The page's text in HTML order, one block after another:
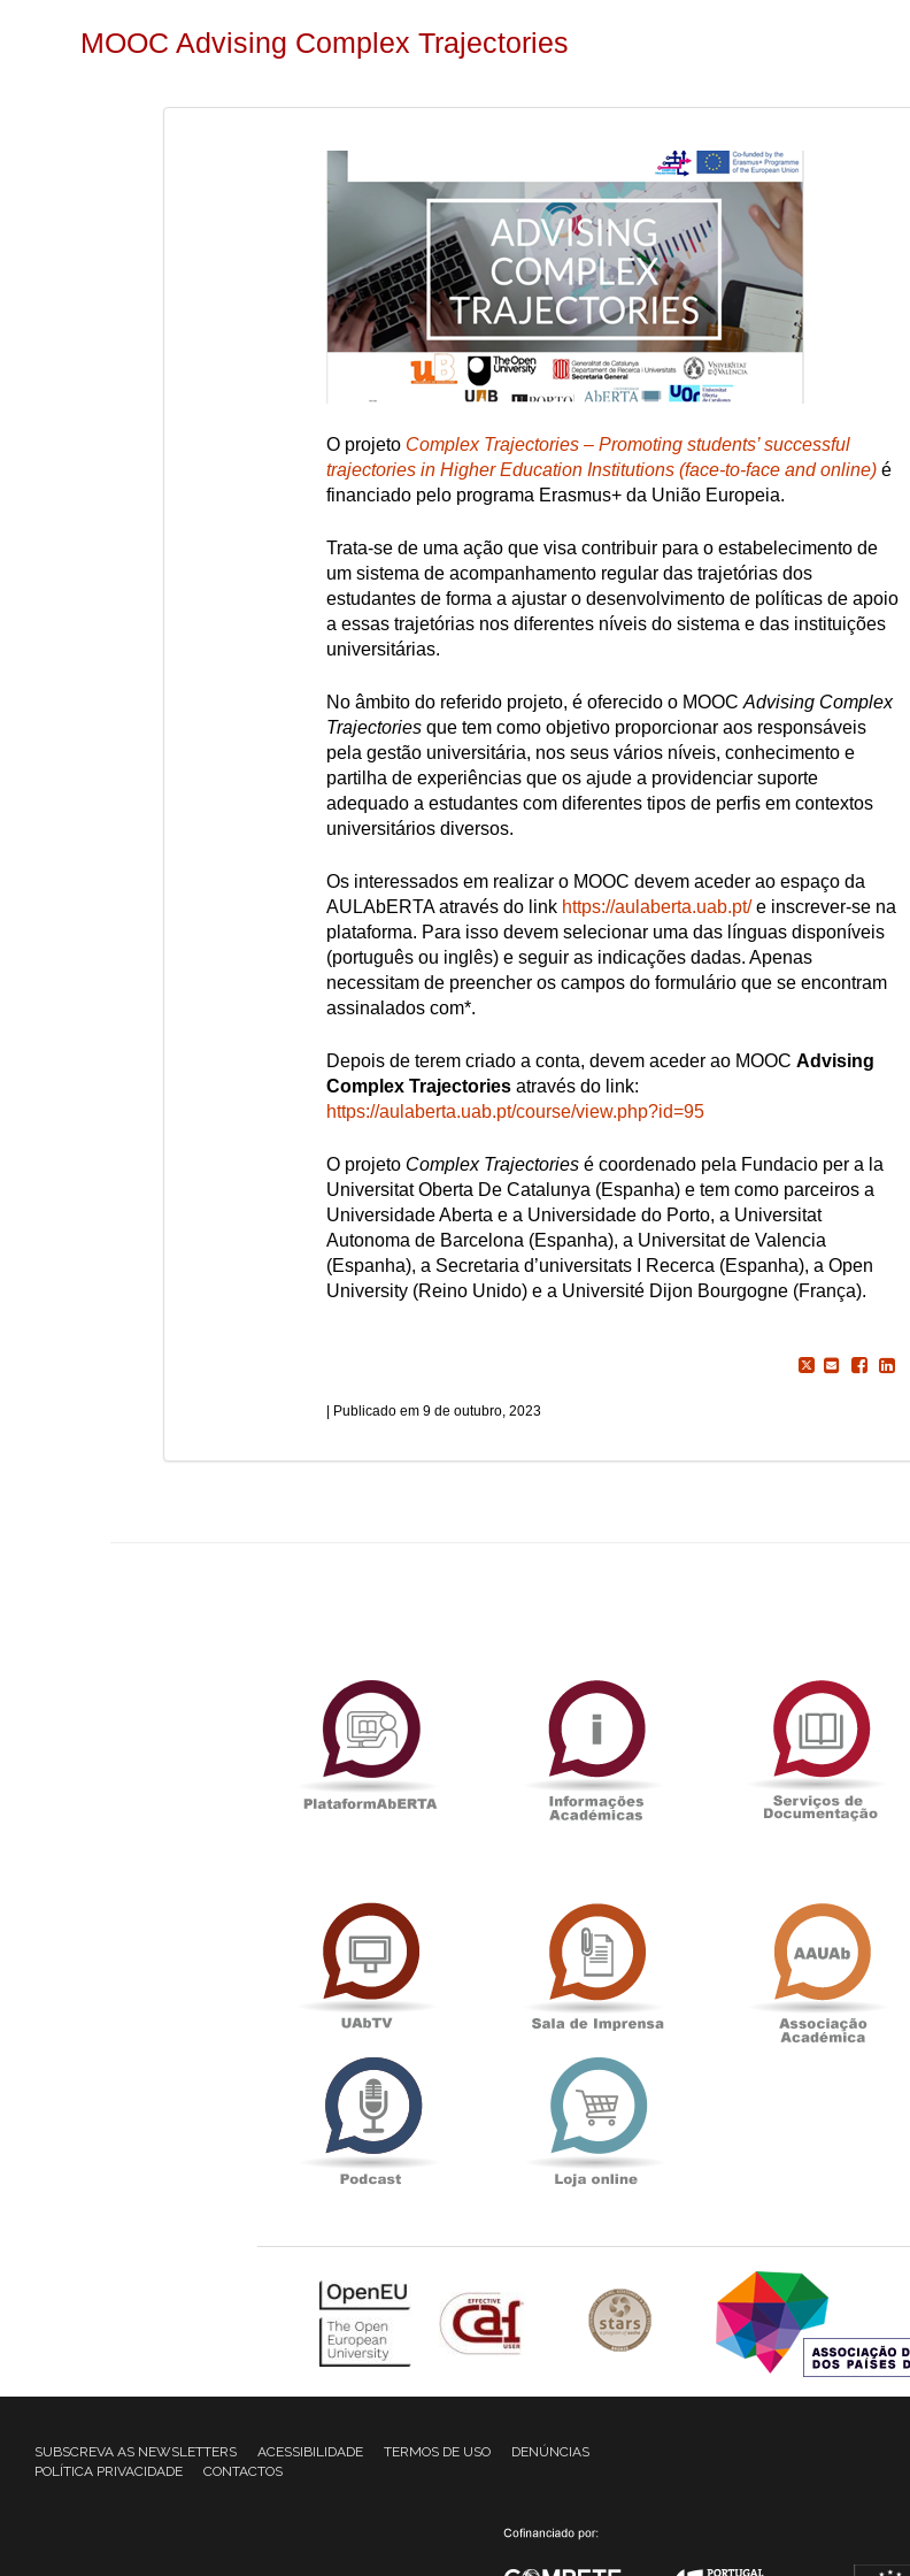
MOOC Advising Complex Trajectories
O projeto Complex Trajectories – Promoting students’ successful
trajectories in Higher Education Institutions (face-to-face and online)é
financiado pelo programa Erasmus+ da União Europeia.
Trata-se de uma ação que visa contribuir para o estabelecimento de
um sistema de acompanhamento regular das trajetórias dos
estudantes de forma a ajustar o desenvolvimento de políticas de apoio
a essas trajetórias nos diferentes níveis do sistema e das instituições
universitárias.
No âmbito do referido projeto, é oferecido o MOOC Advising Complex
Trajectoriesque tem como objetivo proporcionar aos responsáveis
pela gestão universitária, nos seus vários níveis, conhecimento e
partilha de experiências que os ajude a providenciar suporte
adequado a estudantes com diferentes tipos de perfis em contextos
universitários diversos.
Os interessados em realizar o MOOC devem aceder ao espaço da
AULAbERTA através do link https://aulaberta.uab.pt/e inscrever-se na
plataforma. Para isso devem selecionar uma das línguas disponíveis
(português ou inglês) e seguir as indicações dadas. Apenas
necessitam de preencher os campos do formulário que se encontram
assinalados com*.
Depois de terem criado a conta, devem aceder ao MOOC Advising
Complex Trajectoriesatravés do link:
https://aulaberta.uab.pt/course/view.php?id=95
O projeto Complex Trajectoriesé coordenado pela Fundacio per a la
Universitat Oberta De Catalunya (Espanha) e tem como parceiros a
Universidade Aberta e a Universidade do Porto, a Universitat
Autonoma de Barcelona (Espanha), a Universitat de Valencia
(Espanha), a Secretaria d’universitats I Recerca (Espanha), a Open
University (Reino Unido) e a Université Dijon Bourgogne (França).
9 de outubro, 2023
PlataformAberta
Académicas
SUBSCREVA AS NEWSLETTERS ACESSIBILIDADE TERMOS DE USO
DENÚNCIAS
POLÍTICA PRIVACIDADE
CONTACTOS